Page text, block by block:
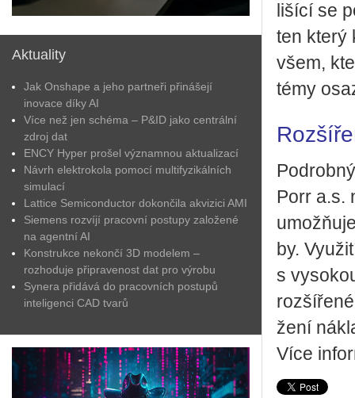
Aktuality
Jak Onshape a jeho partneři přinášejí
inovace díky AI
Více než jen schéma – P&ID jako centrální
zdroj dat
ENCY Hyper prošel významnou aktualizací
Návrh elektrokola pomocí multifyzikálních
simulací
Lattice Semiconductor dokončila akvizici AMI
Siemens rozvíjí pracovní postupy založené
na agentní AI
Konstrukce nekončí 3D modelem –
rozhoduje připravenost dat pro výrobu
Synera přidává do pracovních postupů
inteligenci CAD tvarů
li­ší­cí se
ten který
všem,
témy
Porr a.s.
by.
s
že­ní
Více